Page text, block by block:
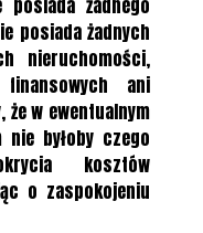
żadnego
posiada żadnych
nieruchomości,
ani
że w ewentualnym
nie byłoby czego
kosztów
o zaspokojeniu